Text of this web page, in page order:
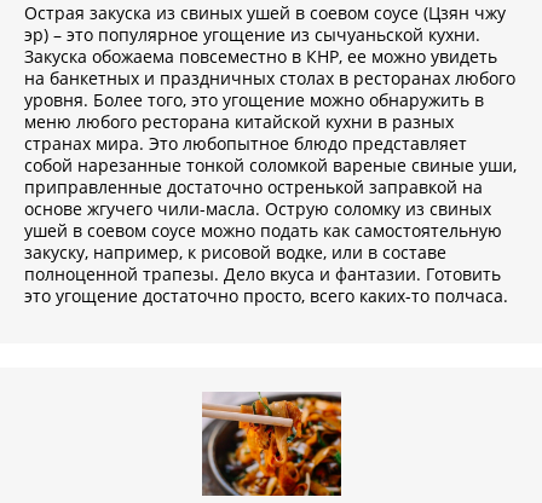
Острая закуска из свиных ушей в соевом соусе (Цзян чжу
эр) – это популярное угощение из сычуаньской кухни.
Закуска обожаема повсеместно в КНР, ее можно увидеть
на банкетных и праздничных столах в ресторанах любого
уровня. Более того, это угощение можно обнаружить в
меню любого ресторана китайской кухни в разных
странах мира. Это любопытное блюдо представляет
собой нарезанные тонкой соломкой вареные свиные уши,
приправленные достаточно остренькой заправкой на
основе жгучего чили-масла. Острую соломку из свиных
ушей в соевом соусе можно подать как самостоятельную
закуску, например, к рисовой водке, или в составе
полноценной трапезы. Дело вкуса и фантазии. Готовить
это угощение достаточно просто, всего каких-то полчаса.